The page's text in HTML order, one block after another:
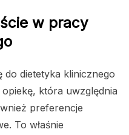
w pracy
do dietetyka klinicznego
która uwzględnia
preferencje
To właśnie